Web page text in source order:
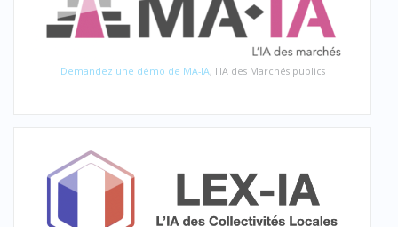
Demandez une démo de MA-IA, l'IA des Marchés publics